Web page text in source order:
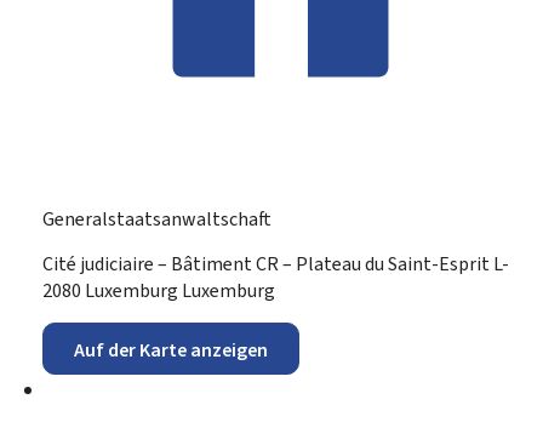
Generalstaatsanwaltschaft
ADRESSE:
Cité judiciaire – Bâtiment CR – Plateau du Saint-EspritL-
2080 Luxemburg Luxemburg
Auf der Karte anzeigen